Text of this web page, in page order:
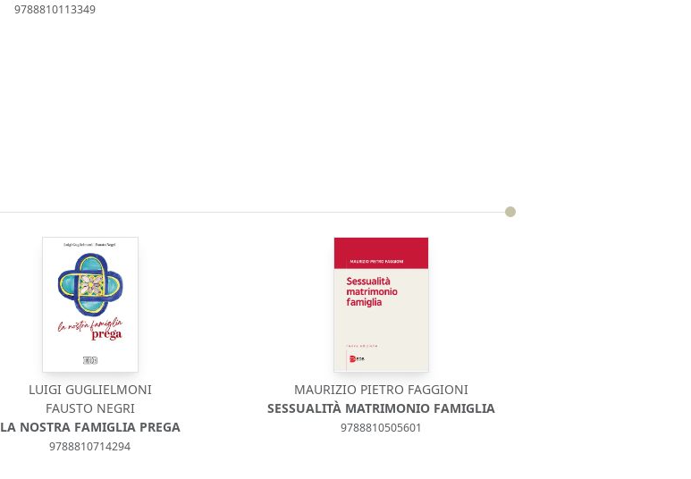
9788810113349
LUIGI GUGLIELMONI
FAUSTO NEGRI
LA NOSTRA FAMIGLIA PREGA
9788810714294
MAURIZIO PIETRO FAGGIONI
SESSUALITÀ MATRIMONIO FAMIGLIA
9788810505601